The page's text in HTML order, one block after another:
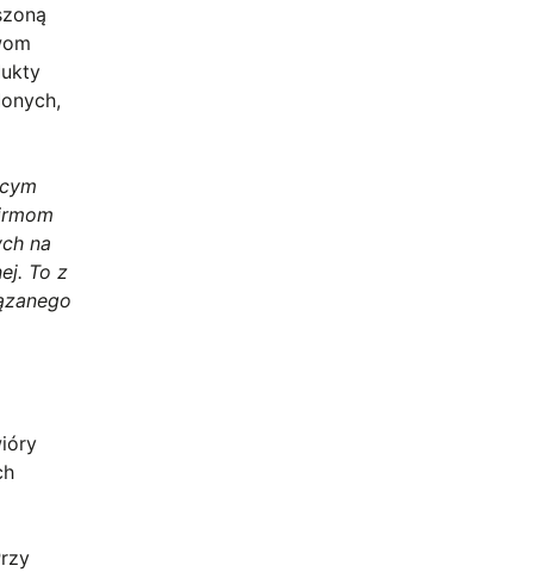
na
To z